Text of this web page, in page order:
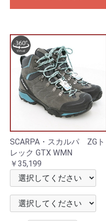
SCARPA・スカルパ ZGト
レック GTX WMN
￥35,199